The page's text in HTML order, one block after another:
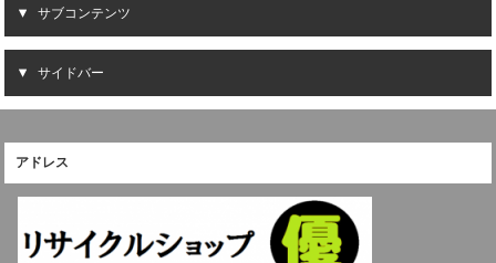
サブコンテンツ
サイドバー
アドレス